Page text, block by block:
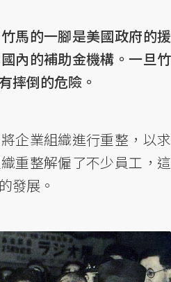
馬的一腳是美國政府的援
內的補助金機構。一旦竹
摔倒的危險。
企業組織進行重整，以求
重整解僱了不少員工，這
發展。